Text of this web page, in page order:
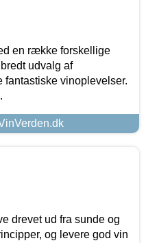
en række forskellige
udvalg af
vinoplevelser.
drevet ud fra sunde og
og levere god vin